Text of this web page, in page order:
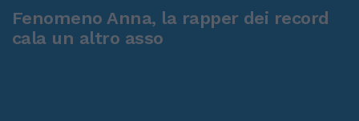
Fenomeno Anna, la rapper dei record
cala un altro asso